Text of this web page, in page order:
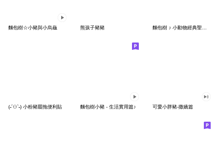
麵包樹☆小豬與小烏龜 熊孩子豬豬 麵包樹 ♪ 小動物經典聖誕節
(˶´⚇`˵) 小粉豬罷拖便利貼 麵包樹小豬 - 生活實用篇♪ 可愛小胖豬-撒嬌篇